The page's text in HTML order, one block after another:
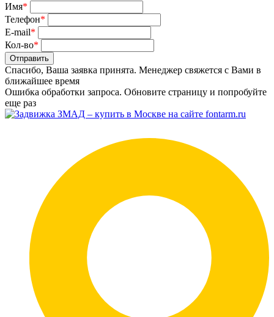
Имя*
Телефон*
E-mail*
Кол-во*
Отправить
Спасибо, Ваша заявка принята. Менеджер свяжется с Вами в
ближайшее время
Ошибка обработки запроса. Обновите страницу и попробуйте
еще раз